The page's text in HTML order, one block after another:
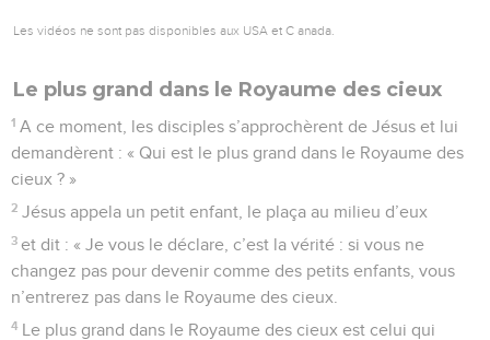
Les vidéos ne sont pas disponibles aux USA et C anada.
Le plus grand dans le Royaume des cieux
1 A ce moment, les disciples s’approchèrent de Jésus et lui
demandèrent : « Qui est le plus grand dans le Royaume des
cieux ? »
2 Jésus appela un petit enfant, le plaça au milieu d’eux
3 et dit : « Je vous le déclare, c’est la vérité : si vous ne
changez pas pour devenir comme des petits enfants, vous
n’entrerez pas dans le Royaume des cieux.
4 Le plus grand dans le Royaume des cieux est celui qui